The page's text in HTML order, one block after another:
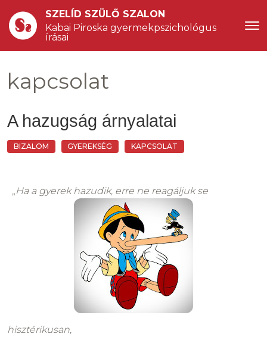
SZELÍD SZÜLŐ SZALON
Kabai Piroska gyermekpszichológus
írásai
kapcsolat
A hazugság árnyalatai
BIZALOM GYEREKSÉG KAPCSOLAT
Ha a gyerek hazudik, erre ne reagáljuk se
hisztérikusan,